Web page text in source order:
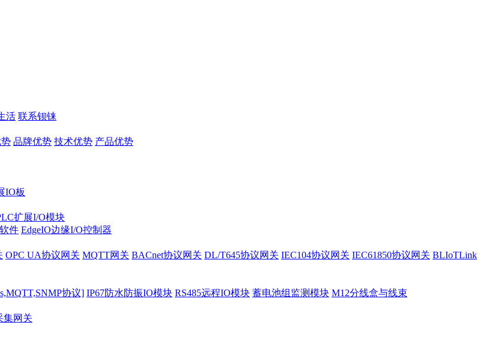
活 联系钡铼
品牌优势 技术优势 产品优势
IO板
扩展I/O模块
件 EdgeIO边缘I/O控制器
OPC UA协议网关 MQTT网关 BACnet协议网关 DL/T645协议网关 IEC104协议网关 IEC61850协议网关 BLIoTLink
协议] IP67防水防振IO模块 RS485远程IO模块 蓄电池组监测模块 M12分线盒与线束
集网关